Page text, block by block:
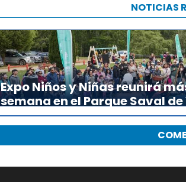
NOTICIAS
Expo Niños y Niñas reunirá
semana en el Parque Saval